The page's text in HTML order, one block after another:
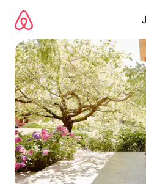
direct
naar
inhoud